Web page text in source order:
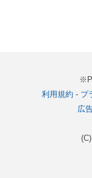
利用規約 - プ
広